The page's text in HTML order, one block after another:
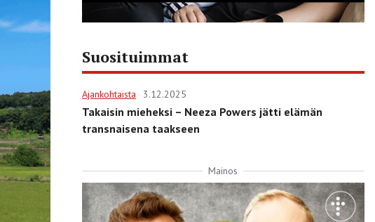
Suosituimmat
Ajankohtaista 3.12.2025
Takaisin mieheksi – Neeza Powers jätti elämän
transnaisena taakseen
Mainos